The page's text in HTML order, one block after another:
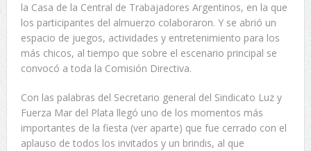
la Casa de la Central de Trabajadores Argentinos, en la que
los participantes del almuerzo colaboraron. Y se abrió un
espacio de juegos, actividades y entretenimiento para los
más chicos, al tiempo que sobre el escenario principal se
convocó a toda la Comisión Directiva.
Con las palabras del Secretario general del Sindicato Luz y
Fuerza Mar del Plata llegó uno de los momentos más
importantes de la fiesta (ver aparte) que fue cerrado con el
aplauso de todos los invitados y un brindis, al que